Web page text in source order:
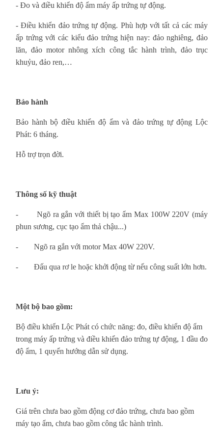
- Đo và điều khiển độ ẩm máy ấp trứng tự động.
- Điều khiển đảo trứng tự động. Phù hợp với tất cả các máy
ấp trứng với các kiểu đảo trứng hiện nay: đảo nghiêng, đảo
lăn, đảo motor nhông xích công tắc hành trình, đảo trục
khuỷu, đảo ren,…
Bảo hành
Bảo hành bộ điều khiển độ ẩm và đảo trứng tự động Lộc
Phát: 6 tháng.
Hỗ trợ trọn đời.
Thông số kỹ thuật
-
Ngõ ra gắn với thiết bị tạo ẩm Max 100W 220V (máy
phun sương, cục tạo ẩm thả chậu...)
- Ngõ ra gắn với motor Max 40W 220V.
- Đấu qua rơ le hoặc khởi động từ nếu công suất lớn hơn.
Một bộ bao gồm:
Bộ điều khiển Lộc Phát có chức năng: đo, điều khiển độ ẩm
trong máy ấp trứng và điều khiển đảo trứng tự động, 1 đầu đo
độ ẩm, 1 quyển hướng dẫn sử dụng.
Lưu ý:
Giá trên chưa bao gồm động cơ đảo trứng, chưa bao gồm
máy tạo ẩm, chưa bao gồm công tắc hành trình.